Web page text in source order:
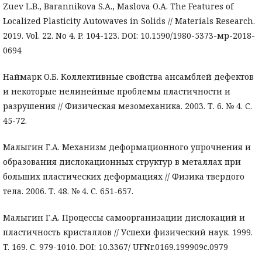
Zuev L.B., Barannikova S.A., Maslova O.A. The Features of
Localized Plasticity Autowaves in Solids // Materials Research.
2019. Vol. 22. No 4. P. 104-123. DOI: 10.1590/1980-5373-мр-2018-
0694
Наймарк О.Б. Коллективные свойства ансамблей дефектов
и некоторые нелинейные проблемы пластичности и
разрушения // Физическая мезомеханика. 2003. Т. 6. № 4. C.
45-72.
Малыгин Г.А. Механизм деформационного упрочнения и
образования дислокационных структур в металлах при
больших пластических деформациях // Физика твердого
тела. 2006. Т. 48. № 4. C. 651-657.
Малыгин Г.А. Процессы самоорганизации дислокаций и
пластичность кристаллов // Успехи физический наук. 1999.
T. 169. С. 979-1010. DOI: 10.3367/ UFNr.0169.199909c.0979